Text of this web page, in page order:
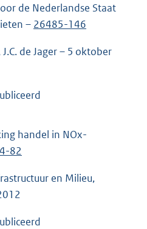
de Nederlandse Staat
– 26485-146
de Jager – 5 oktober
handel in NOx-
82
en Milieu,